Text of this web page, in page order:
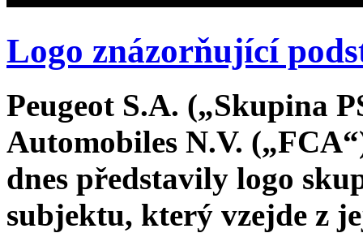
Logo znázorňující
Peugeot S.A. („Skupina
Automobiles N.V.
dnes představily logo
subjektu, který vzejde z